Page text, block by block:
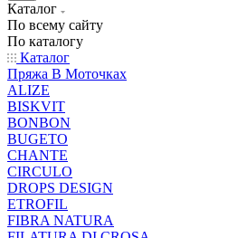
Каталог
По всему сайту
По каталогу
Каталог
Пряжа В Моточках
ALIZE
BISKVIT
BONBON
BUGETO
CHANTE
CIRCULO
DROPS DESIGN
ETROFIL
FIBRA NATURA